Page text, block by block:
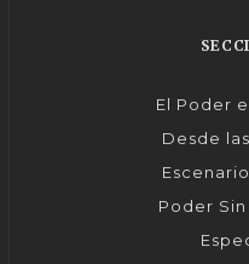
El Poder
Desde
Poder